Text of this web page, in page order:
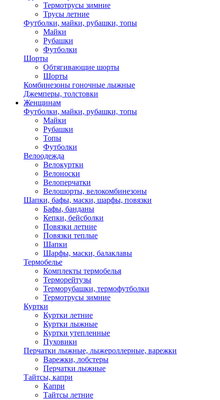
Термотрусы зимние
Трусы летние
Футболки, майки, рубашки, топы
Майки
Рубашки
Футболки
Шорты
Обтягивающие шорты
Шорты
Комбинезоны гоночные лыжные
Джемперы, толстовки
Женщинам
Футболки, майки, рубашки, топы
Майки
Рубашки
Топы
Футболки
Велоодежда
Велокуртки
Велоноски
Велоперчатки
Велошорты, велокомбинезоны
Шапки, бафы, маски, шарфы, повязки
Бафы, банданы
Кепки, бейсболки
Повязки летние
Повязки теплые
Шапки
Шарфы, маски, балаклавы
Термобелье
Комплекты термобелья
Терморейтузы
Терморубашки, термофутболки
Термотрусы зимние
Куртки
Куртки летние
Куртки лыжные
Куртки утепленные
Пуховики
Перчатки лыжные, лыжероллерные, варежки
Варежки, лобстеры
Перчатки лыжные
Тайтсы, капри
Капри
Тайтсы летние